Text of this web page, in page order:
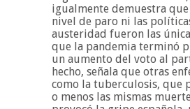
igualmente demuestra
nivel de paro ni las
austeridad fueron las
que la pandemia terminó
un aumento del voto al
hecho, señala que otras
como la tuberculosis, que
o menos las mismas